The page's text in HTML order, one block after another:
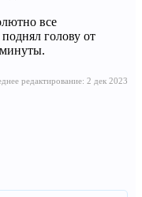
все
голову от
редактирование: 2 дек 2023